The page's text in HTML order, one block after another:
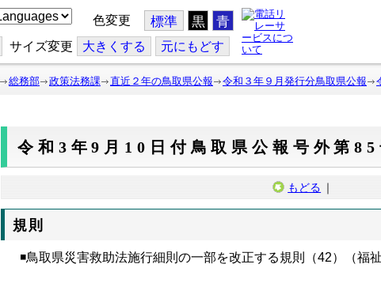
色変更 標準 黒 青
サイズ変更 大きくする 元にもどす
総務部 政策法務課 直近２年の鳥取県公報 令和３年９月発行分鳥取県公報
令和3年9月10日付鳥取県公報号外第85
もどる ｜
規則
◾鳥取県災害救助法施行細則の一部を改正する規則（42）（福祉